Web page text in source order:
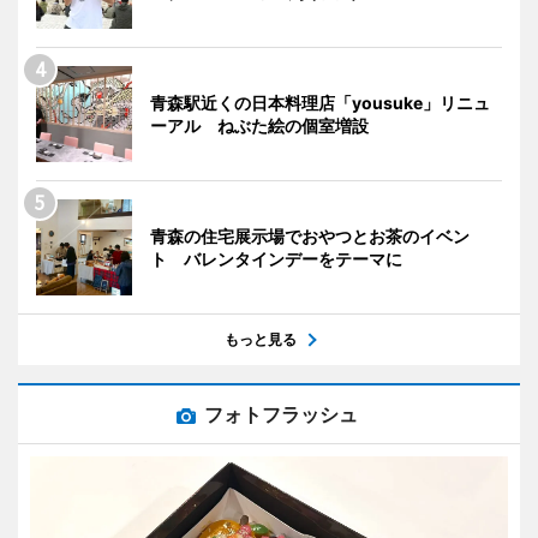
青森駅近くの日本料理店「yousuke」リニュ
ーアル ねぶた絵の個室増設
青森の住宅展示場でおやつとお茶のイベン
ト バレンタインデーをテーマに
もっと見る
フォトフラッシュ